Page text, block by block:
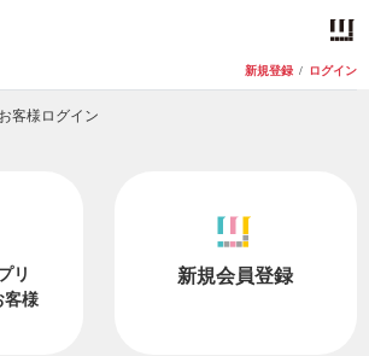
新規登録 / ログイン
お客様ログイン
リ
客様
新規会員登録